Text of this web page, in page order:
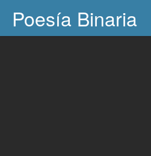
Poesía Binaria